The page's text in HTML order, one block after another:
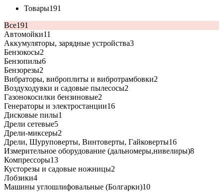
Товары191
Все191
Автомойки11
Аккумуляторы, зарядные устройства3
Бензокосы2
Бензопилы6
Бензорезы2
Вибраторы, виброплиты и вибротрамбовки2
Воздуходувки и садовые пылесосы2
Газонокосилки бензиновые2
Генераторы и электростанции16
Дисковые пилы1
Дрели сетевые5
Дрели-миксеры2
Дрели, Шуруповерты, Винтоверты, Гайковерты16
Измерительное оборудование (дальномеры,нивелиры)8
Компрессоры13
Кусторезы и садовые ножницы2
Лобзики4
Машины углошлифовальные (Болгарки)10